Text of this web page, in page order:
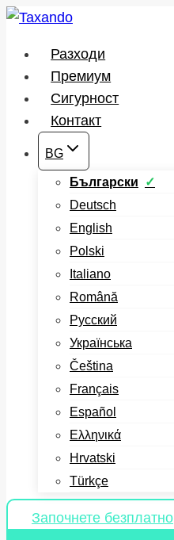
Към
Разходи
Премиум
Сигурност
Контакт
BG
Български
Deutsch
English
Polski
Italiano
Română
Русский
Українська
Čeština
Français
Español
Ελληνικά
Hrvatski
Türkçe
Започнете безплатно